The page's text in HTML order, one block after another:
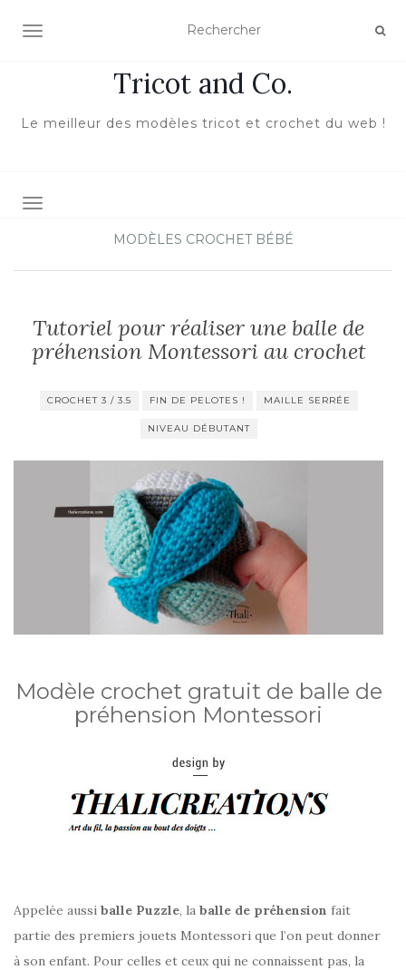
ACTIVER/DÉSACTIVER LA NAVIGATION
Tricot and Co.
Le meilleur des modèles tricot et crochet du web !
TOGGLE NAVIGATION
MODÈLES CROCHET BÉBÉ
Tutoriel pour réaliser une balle de
préhension Montessori au crochet
CROCHET 3 / 3.5 FIN DE PELOTES ! MAILLE SERRÉE
NIVEAU DÉBUTANT
Modèle crochet gratuit de balle de
préhension Montessori
Appelée aussi balle Puzzle, la balle de préhension fait
partie des premiers jouets Montessori que l’on peut donner
à son enfant. Pour celles et ceux qui ne connaissent pas, la